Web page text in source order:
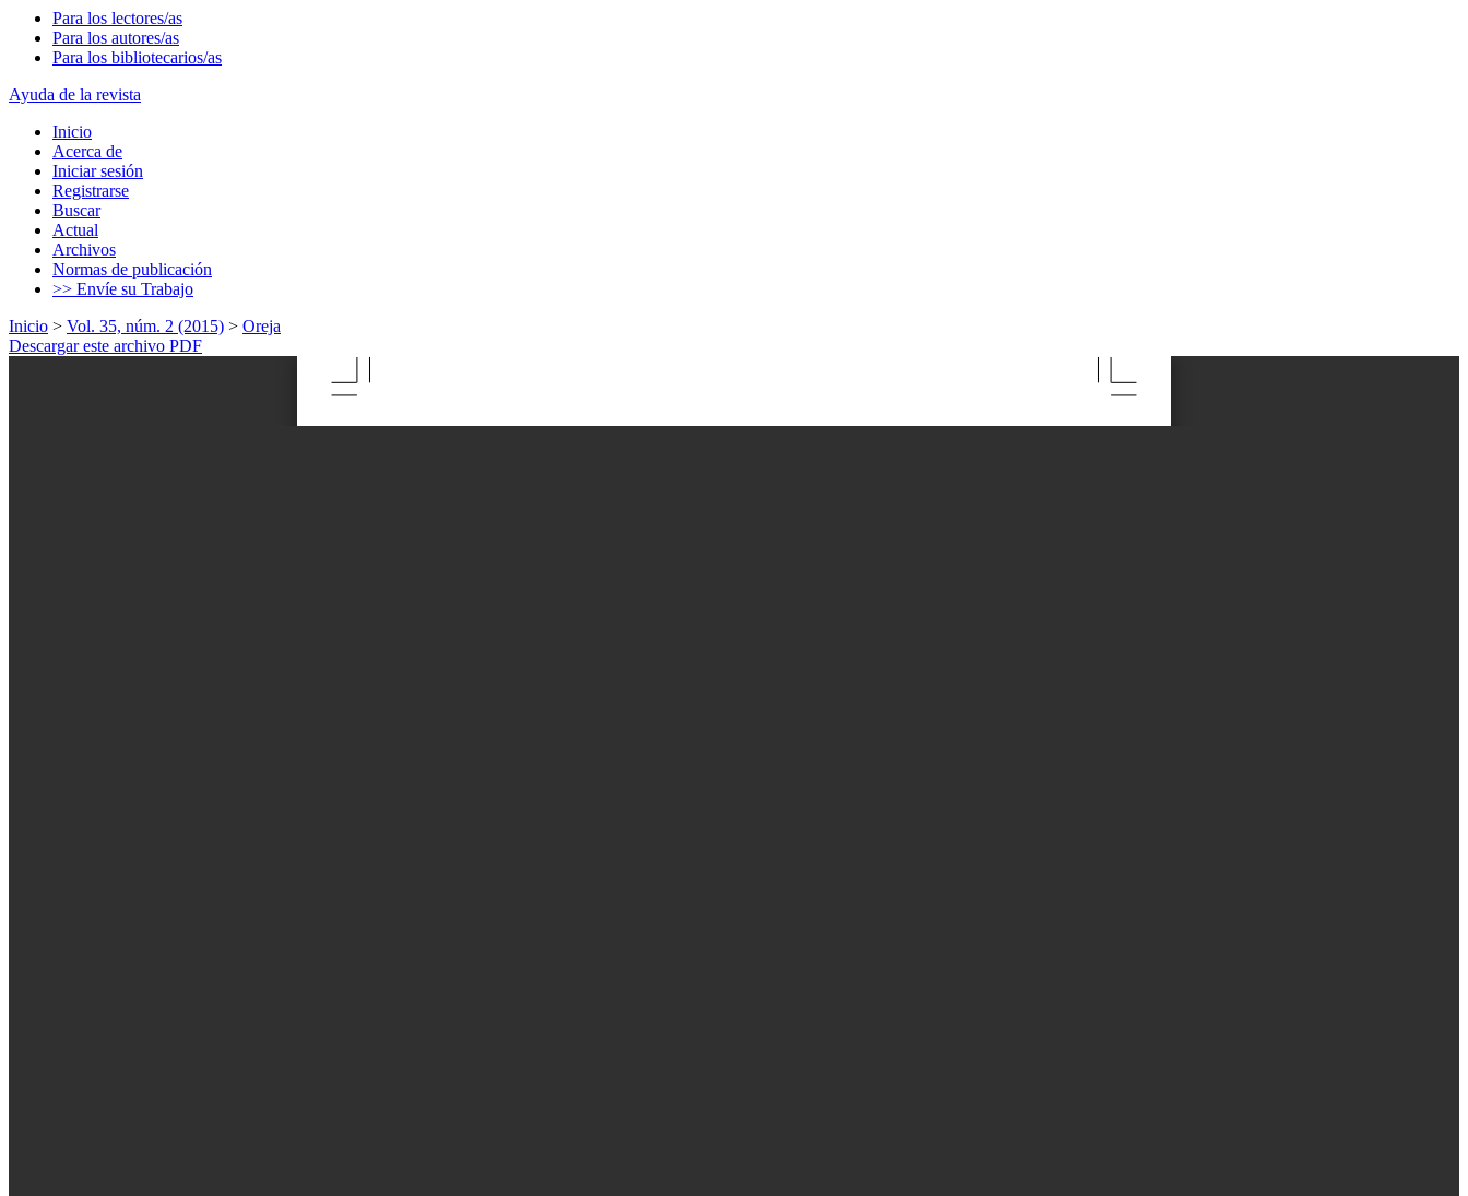
Para los lectores/as
Para los autores/as
Para los bibliotecarios/as
Ayuda de la revista
Inicio
Acerca de
Iniciar sesión
Registrarse
Buscar
Actual
Archivos
Normas de publicación
>> Envíe su Trabajo
Inicio > Vol. 35, núm. 2 (2015) > Oreja
Descargar este archivo PDF